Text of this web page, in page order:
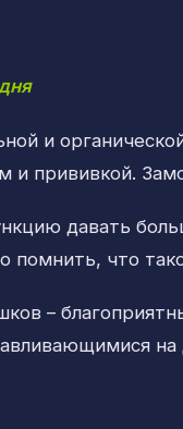
и
и прививкой.
давать
помнить, что
–